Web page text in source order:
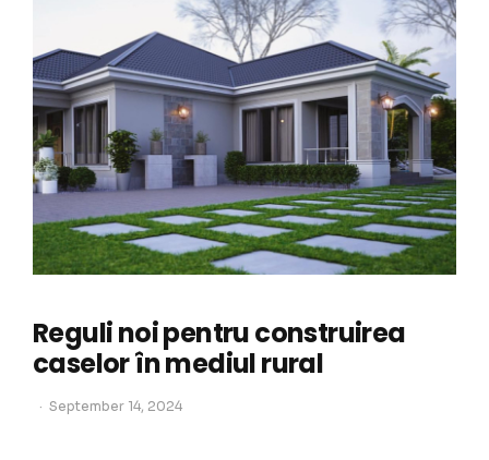
Reguli noi pentru construirea
caselor în mediul rural
September 14, 2024